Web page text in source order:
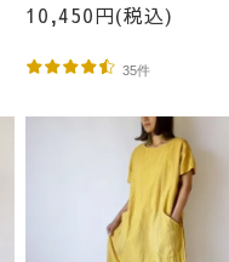
10,450円(税込)
35件